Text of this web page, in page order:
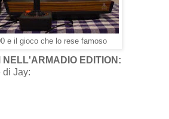
e il gioco che lo rese famoso
NELL'ARMADIO EDITION:
di Jay: